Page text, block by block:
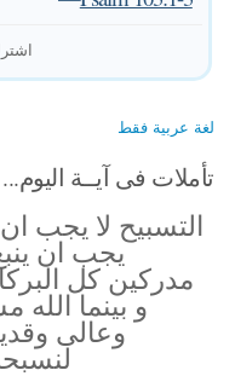
لغة عربية فقط
تأملات فى آيــة اليوم...
التسبيح لا يجب
يجب ان
مدركين كل
و بينما
وعالى